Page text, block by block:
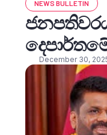
NEWS BULLETIN
December 30,